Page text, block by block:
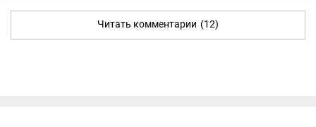
Читать комментарии (12)